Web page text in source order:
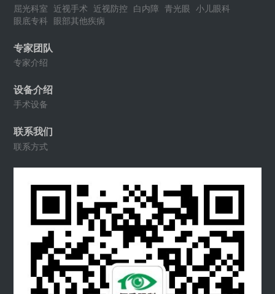
屈光科室 近视手术 近视防控 白内障 青光眼
小儿眼科
眼底专科
眼部其他疾病
专家团队
专家介绍
设备介绍
手术设备
联系我们
联系方式